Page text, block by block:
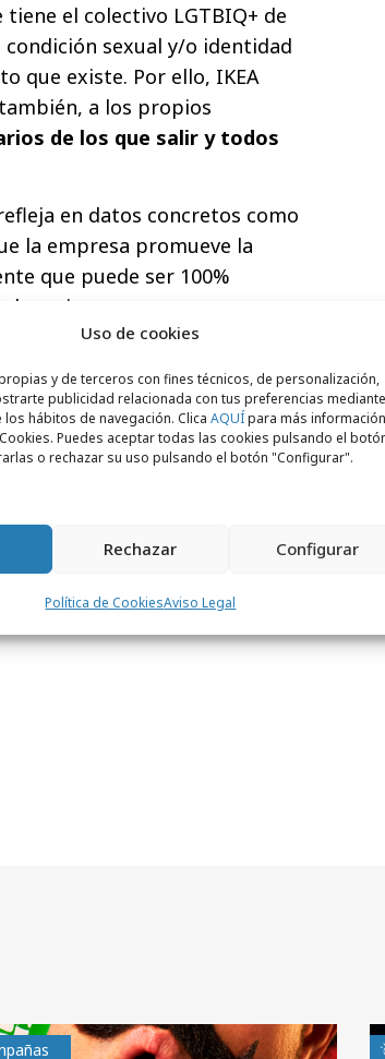
Uso de cookies
y de terceros con fines técnicos, de personalización,
publicidad relacionada con tus preferencias
hábitos de navegación. Clica AQUÍpara más información
Puedes aceptar todas las cookies pulsando el
o rechazar su uso pulsando el botón "Configurar".
Rechazar Configurar
Política de CookiesAviso Legal
el colectivo LGTBIQ+ de
sexual y/o identidad
que existe. Por ello, IKEA
a los propios
de los que salir y todos
en datos concretos como
la empresa promueve la
que puede ser 100%
varios programas y
laboralcomo: Yes We
IKEA destina los beneficios
con los colores arcoíris de la
está comprometido en cuanto
tipo de discriminación sea
personal